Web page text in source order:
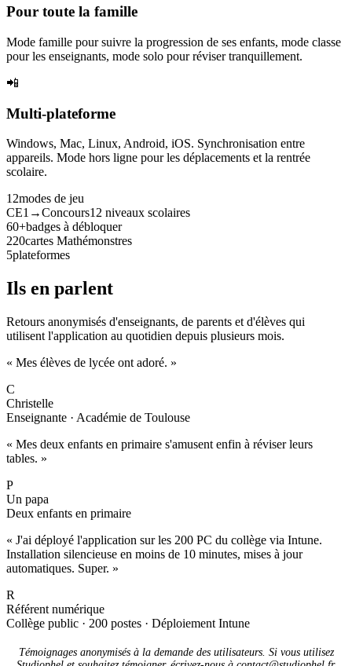
Pour toute la famille
Mode famille pour suivre la progression de ses enfants, mode classe
pour les enseignants, mode solo pour réviser tranquillement.
📲
Multi-plateforme
Windows, Mac, Linux, Android, iOS. Synchronisation entre
appareils. Mode hors ligne pour les déplacements et la rentrée
scolaire.
12modes de jeu
CE1→Concours12 niveaux scolaires
60+badges à débloquer
220cartes Mathémonstres
5plateformes
Ils en parlent
Retours anonymisés d'enseignants, de parents et d'élèves qui
utilisent l'application au quotidien depuis plusieurs mois.
« Mes élèves de lycée ont adoré. »
C
Christelle
Enseignante · Académie de Toulouse
« Mes deux enfants en primaire s'amusent enfin à réviser leurs
tables. »
P
Un papa
Deux enfants en primaire
« J'ai déployé l'application sur les 200 PC du collège via Intune.
Installation silencieuse en moins de 10 minutes, mises à jour
automatiques. Super. »
R
Référent numérique
Collège public · 200 postes · Déploiement Intune
Témoignages anonymisés à la demande des utilisateurs. Si vous utilisez